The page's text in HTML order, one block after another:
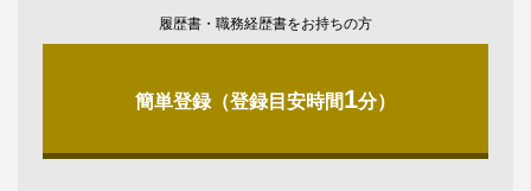
履歴書・職務経歴書をお持ちの方
簡単登録（登録目安時間1分）